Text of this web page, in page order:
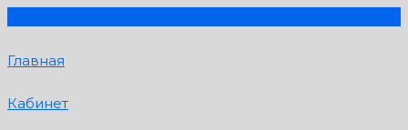
Главная
Кабинет